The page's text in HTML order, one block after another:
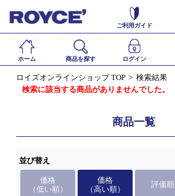
ご利用ガイド
ホーム 商品を探す ログイン
ロイズオンラインショップ TOP
検索結果
検索に該当する商品がありませんでした。
商品一覧
並び替え
価格
（低い順）
価格
（高い順）
評価順